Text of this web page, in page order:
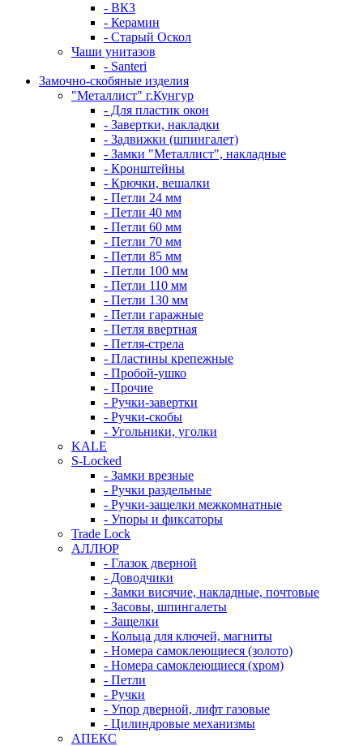
- ВКЗ
- Керамин
- Старый Оскол
Чаши унитазов
- Santeri
Замочно-скобяные изделия
"Металлист" г.Кунгур
- Для пластик окон
- Завертки, накладки
- Задвижки (шпингалет)
- Замки "Металлист", накладные
- Кронштейны
- Крючки, вешалки
- Петли 24 мм
- Петли 40 мм
- Петли 60 мм
- Петли 70 мм
- Петли 85 мм
- Петли 100 мм
- Петли 110 мм
- Петли 130 мм
- Петли гаражные
- Петля ввертная
- Петля-стрела
- Пластины крепежные
- Пробой-ушко
- Прочие
- Ручки-завертки
- Ручки-скобы
- Угольники, уголки
KALE
S-Locked
- Замки врезные
- Ручки раздельные
- Ручки-защелки межкомнатные
- Упоры и фиксаторы
Trade Lock
АЛЛЮР
- Глазок дверной
- Доводчики
- Замки висячие, накладные, почтовые
- Засовы, шпингалеты
- Защелки
- Кольца для ключей, магниты
- Номера самоклеющиеся (золото)
- Номера самоклеющиеся (хром)
- Петли
- Ручки
- Упор дверной, лифт газовые
- Цилиндровые механизмы
АПЕКС